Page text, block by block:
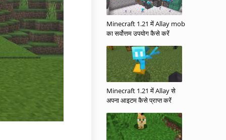
Minecraft 1.21 में Allay mob
का सर्वोत्तम उपयोग कैसे करें
Minecraft 1.21 में Allay से
अपना आइटम कैसे प्राप्त करें